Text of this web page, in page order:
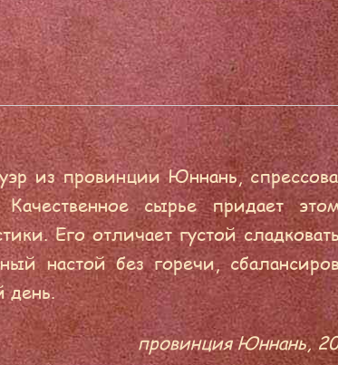
из провинции Юннань,
сырье придает
Его отличает густой
настой без горечи,
день.
провинция Юннань,